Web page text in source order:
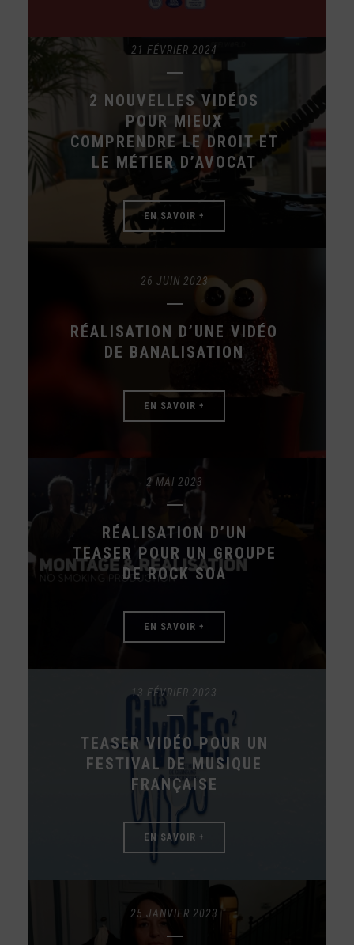
21 FÉVRIER 2024
2 NOUVELLES VIDÉOS
POUR MIEUX
COMPRENDRE LE DROIT ET
LE MÉTIER D’AVOCAT
EN SAVOIR +
26 JUIN 2023
RÉALISATION D’UNE VIDÉO
DE BANALISATION
EN SAVOIR +
2 MAI 2023
RÉALISATION D’UN
TEASER POUR UN GROUPE
DE ROCK SOA
EN SAVOIR +
13 FÉVRIER 2023
TEASER VIDÉO POUR UN
FESTIVAL DE MUSIQUE
FRANÇAISE
EN SAVOIR +
25 JANVIER 2023